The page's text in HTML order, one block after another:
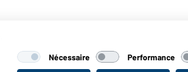
Nécessaire Performance